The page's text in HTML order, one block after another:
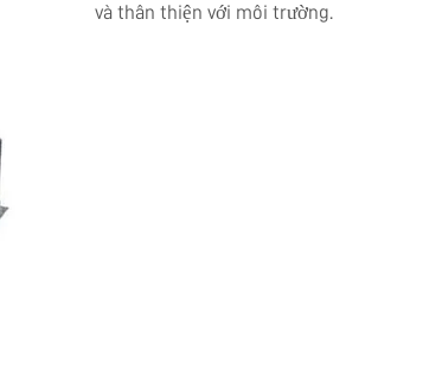
và thân thiện với môi trường.